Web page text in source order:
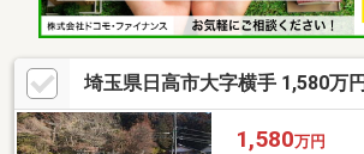
埼玉県日高市大字横手 1,580万円
1,580万円